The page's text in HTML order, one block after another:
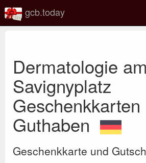
gcb.today
Dermatologie am
Savignyplatz
Geschenkkarten
Guthaben
Geschenkkarte und